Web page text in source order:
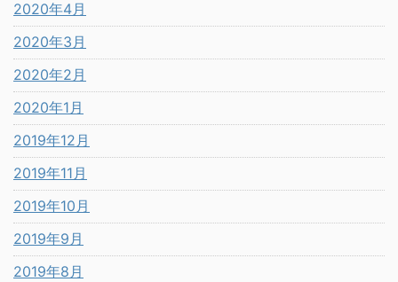
2020年4月
2020年3月
2020年2月
2020年1月
2019年12月
2019年11月
2019年10月
2019年9月
2019年8月